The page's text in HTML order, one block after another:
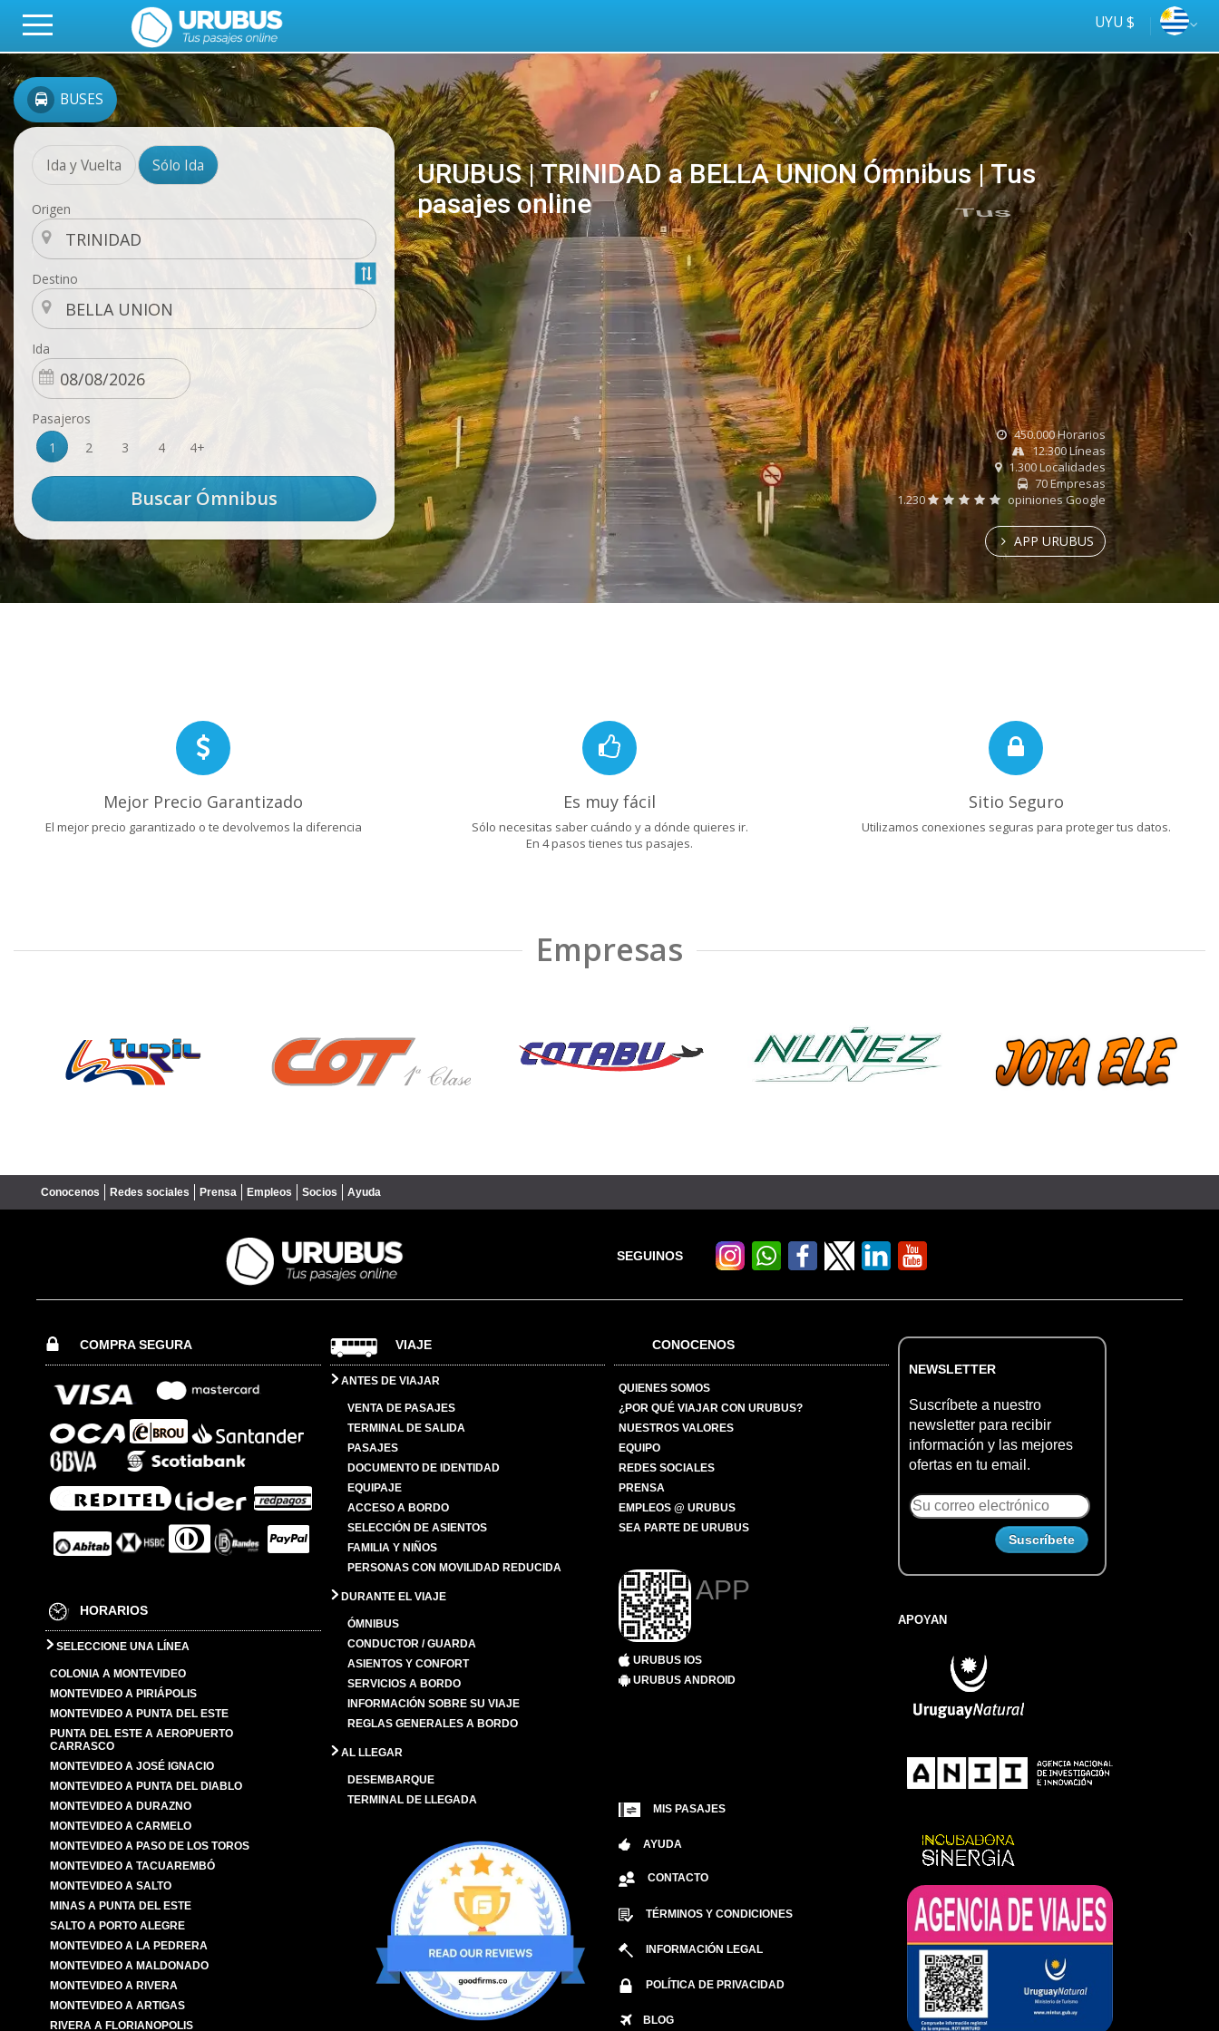
UYU $
BUSES
Ida y Vuelta Sólo Ida
Origen
Destino
Ida
Pasajeros
1
2 3 4 4+
URUBUS | TRINIDAD a BELLA UNION Ómnibus | Tus
pasajes online
online
Tus
ómnibus
450.000 Horarios
12.300 Líneas
1.300 Localidades
70 Empresas
1.230
opiniones Google
APP URUBUS
Mejor Precio Garantizado
El mejor precio garantizado o te devolvemos la diferencia
Es muy fácil
Sólo necesitas saber cuándo y a dónde quieres ir.
En 4 pasos tienes tus pasajes.
Sitio Seguro
Utilizamos conexiones seguras para proteger tus datos.
Empresas
Conocenos Redes sociales Prensa Empleos Socios Ayuda
SEGUINOS
COMPRA SEGURA
HORARIOS
SELECCIONE UNA LÍNEA
COLONIA A MONTEVIDEO
MONTEVIDEO A PIRIÁPOLIS
MONTEVIDEO A PUNTA DEL ESTE
PUNTA DEL ESTE A AEROPUERTO
CARRASCO
MONTEVIDEO A JOSÉ IGNACIO
MONTEVIDEO A PUNTA DEL DIABLO
MONTEVIDEO A DURAZNO
MONTEVIDEO A CARMELO
MONTEVIDEO A PASO DE LOS TOROS
MONTEVIDEO A TACUAREMBÓ
MONTEVIDEO A SALTO
MINAS A PUNTA DEL ESTE
SALTO A PORTO ALEGRE
MONTEVIDEO A LA PEDRERA
MONTEVIDEO A MALDONADO
MONTEVIDEO A RIVERA
MONTEVIDEO A ARTIGAS
RIVERA A FLORIANOPOLIS
VIAJE
ANTES DE VIAJAR
VENTA DE PASAJES
TERMINAL DE SALIDA
PASAJES
DOCUMENTO DE IDENTIDAD
EQUIPAJE
ACCESO A BORDO
SELECCIÓN DE ASIENTOS
FAMILIA Y NIÑOS
PERSONAS CON MOVILIDAD REDUCIDA
DURANTE EL VIAJE
ÓMNIBUS
CONDUCTOR / GUARDA
ASIENTOS Y CONFORT
SERVICIOS A BORDO
INFORMACIÓN SOBRE SU VIAJE
REGLAS GENERALES A BORDO
AL LLEGAR
DESEMBARQUE
TERMINAL DE LLEGADA
CONOCENOS
QUIENES SOMOS
¿POR QUÉ VIAJAR CON URUBUS?
NUESTROS VALORES
EQUIPO
REDES SOCIALES
PRENSA
EMPLEOS @ URUBUS
SEA PARTE DE URUBUS
APP
URUBUS IOS
URUBUS ANDROID
MIS PASAJES
AYUDA
CONTACTO
TÉRMINOS Y CONDICIONES
INFORMACIÓN LEGAL
POLÍTICA DE PRIVACIDAD
BLOG
NEWSLETTER
Suscríbete a nuestro
newsletter para recibir
información y las mejores
ofertas en tu email.
APOYAN